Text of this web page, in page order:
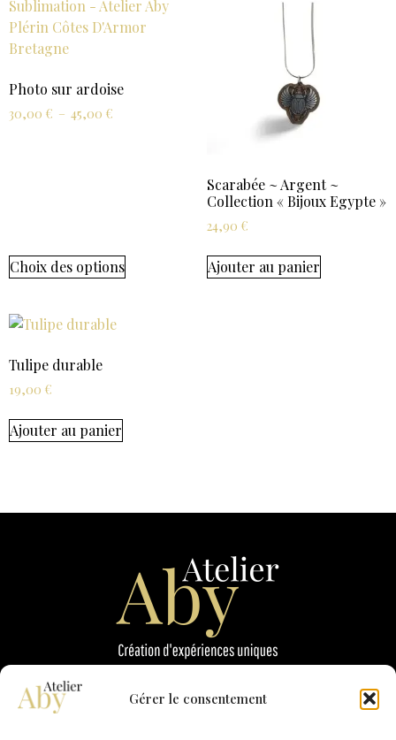
Gérer le consentement
Photo sur ardoise
30,00 € – 45,00 €
Choix des options
Scarabée ~ Argent ~
Collection « Bijoux Egypte »
24,90 €
Ajouter au panier
Tulipe durable
19,00 €
Ajouter au panier